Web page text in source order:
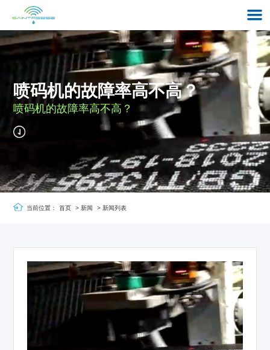
喷码机的故障率高不高？
喷码机的故障率高不高？
当前位置： 首页 > 新闻 > 新闻列表